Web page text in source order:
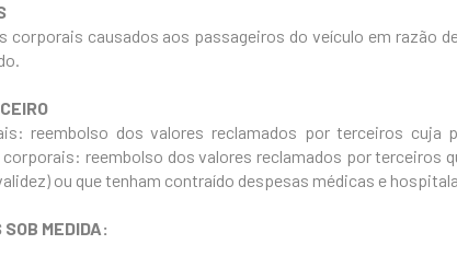
corporais causados aos passageiros do veículo em razão
reembolso dos valores reclamados por terceiros cuja
corporais: reembolso dos valores reclamados por terceiros
ou que tenham contraído despesas médicas e
MEDIDA: